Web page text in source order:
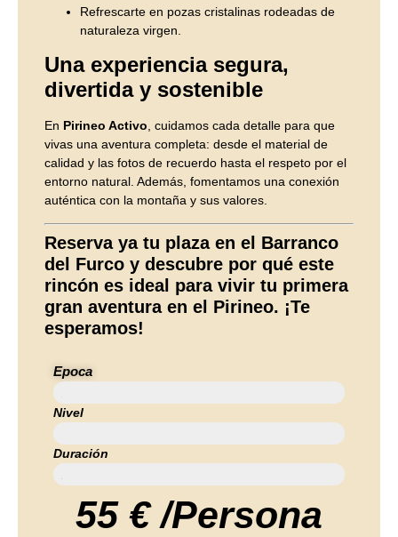
Refrescarte en pozas cristalinas rodeadas de
naturaleza virgen.
Una experiencia segura,
divertida y sostenible
En Pirineo Activo, cuidamos cada detalle para que
vivas una aventura completa: desde el material de
calidad y las fotos de recuerdo hasta el respeto por el
entorno natural. Además, fomentamos una conexión
auténtica con la montaña y sus valores.
Reserva ya tu plaza en el Barranco
del Furco y descubre por qué este
rincón es ideal para vivir tu primera
gran aventura en el Pirineo. ¡Te
esperamos!
Epoca
Nivel
Duración
55 € /Persona